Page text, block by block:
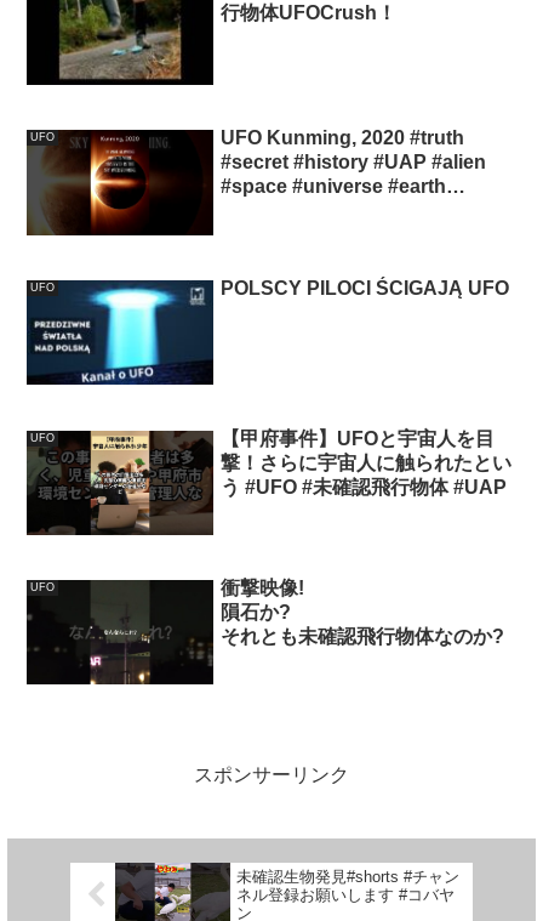
行物体UFOCrush！
UFO
UFO Kunming, 2020 #truth
#secret #history #UAP #alien
#space #universe #earth
UFO POLSCY PILOCI ŚCIGAJĄ UFO
UFO
【甲府事件】UFOと宇宙人を目
撃！さらに宇宙人に触られたとい
う #UFO #未確認飛行物体 #UAP
UFO
衝撃映像!
隕石か?
それとも未確認飛行物体なのか?
スポンサーリンク
未確認生物発見#shorts #チャン
ネル登録お願いします #コバヤ
ン